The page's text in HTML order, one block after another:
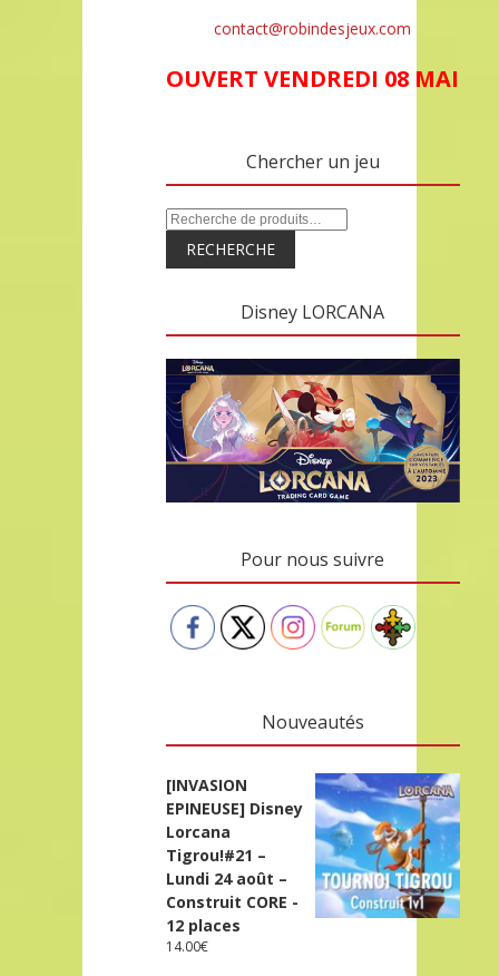
contact@robindesjeux.com
OUVERT VENDREDI 08 MAI
Chercher un jeu
RECHERCHE
Disney LORCANA
Pour nous suivre
Nouveautés
[INVASION
EPINEUSE] Disney
Lorcana
Tigrou!#21 –
Lundi 24 août –
Construit CORE -
12 places
14.00€